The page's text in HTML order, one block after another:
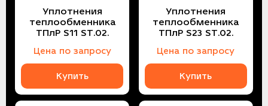
Уплотнения
теплообменника
ТПлР S11 ST.02.
Цена по запросу
Купить
Уплотнения
теплообменника
ТПлР S23 ST.02.
Цена по запросу
Купить